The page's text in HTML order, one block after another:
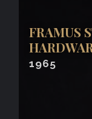
FRAMUS
1965